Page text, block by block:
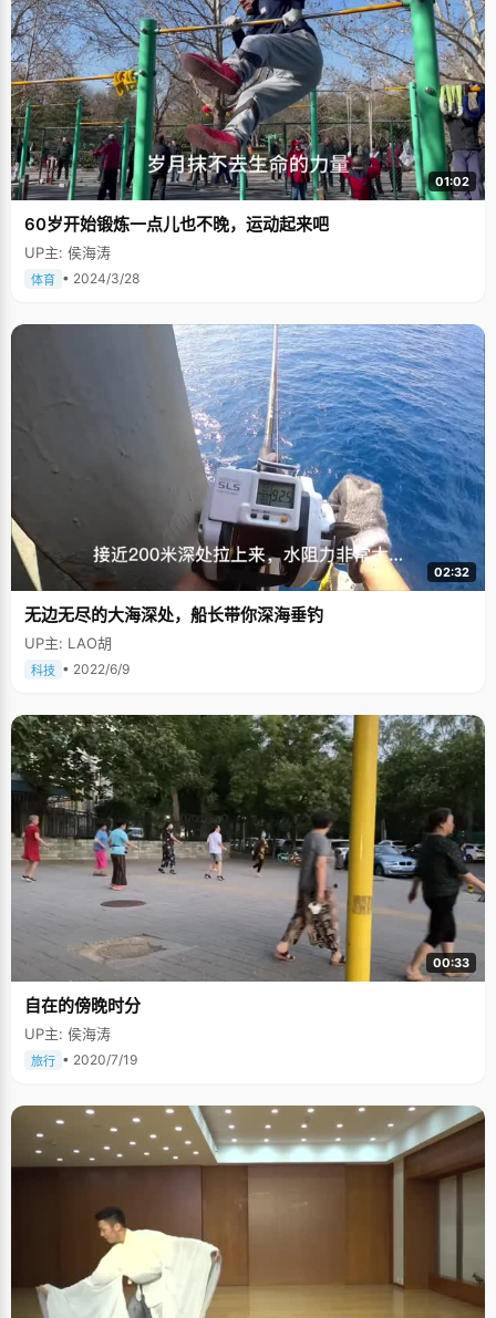
01:02
60岁开始锻炼一点儿也不晚，运动起来吧
UP主: 侯海涛
体育 • 2024/3/28
02:32
无边无尽的大海深处，船长带你深海垂钓
UP主: LAO胡
科技 • 2022/6/9
00:33
自在的傍晚时分
UP主: 侯海涛
旅行 • 2020/7/19